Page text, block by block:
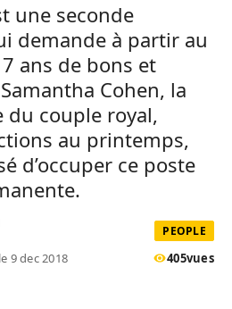
une seconde
demande à partir au
ans de bons et
Cohen, la
du couple royal,
au printemps,
d’occuper ce poste
PEOPLE
9 dec 2018 405vues